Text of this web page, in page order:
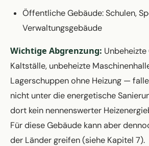
Öffentliche Gebäude: Schulen,
Verwaltungsgebäude
Wichtige Abgrenzung:
Kaltställe, unbeheizte
Lagerschuppen ohne Heizung —
nicht unter die energetische
dort kein nennenswerter
Für diese Gebäude kann aber
der Länder greifen (siehe Kapitel 7).